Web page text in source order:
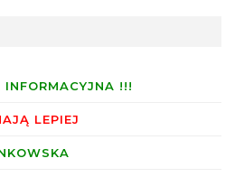
!!!
LEPIEJ